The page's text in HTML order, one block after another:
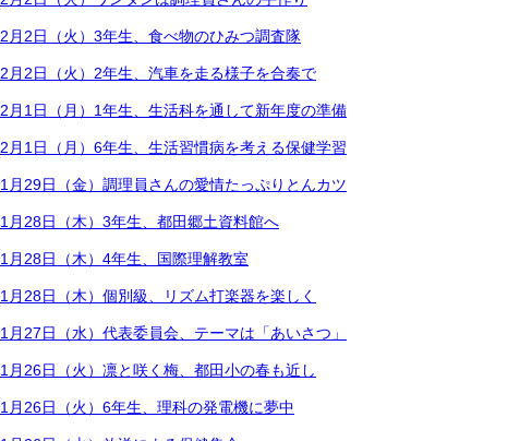
2月2日（火）3年生、食べ物のひみつ調査隊
2月2日（火）2年生、汽車を走る様子を合奏で
2月1日（月）1年生、生活科を通して新年度の準備
2月1日（月）6年生、生活習慣病を考える保健学習
1月29日（金）調理員さんの愛情たっぷりとんカツ
1月28日（木）3年生、都田郷土資料館へ
1月28日（木）4年生、国際理解教室
1月28日（木）個別級、リズム打楽器を楽しく
1月27日（水）代表委員会、テーマは「あいさつ」
1月26日（火）凛と咲く梅、都田小の春も近し
1月26日（火）6年生、理科の発電機に夢中